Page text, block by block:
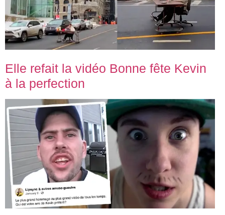
Elle refait la vidéo Bonne fête Kevin
à la perfection